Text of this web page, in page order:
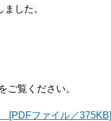
した。
覧ください。
[PDFファイル／375KB]